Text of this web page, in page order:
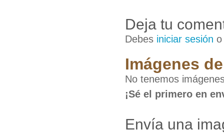
Deja tu
Debes iniciar sesión
Imágenes
No tenemos
¡Sé el primero en
Envía una